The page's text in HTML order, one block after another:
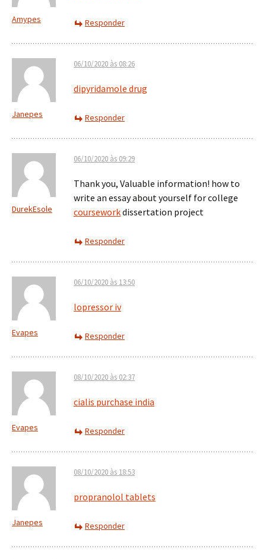
Amypes Responder
Janepes
06/10/2020 às 08:26
dipyridamole drug
Responder
DurekEsole
06/10/2020 às 09:29
Thank you, Valuable information! how to
write an essay about yourself for college
courseworkdissertation project
Responder
Evapes
06/10/2020 às 13:50
lopressor iv
Responder
Evapes
08/10/2020 às 02:37
cialis purchase india
Responder
Janepes
08/10/2020 às 18:53
propranolol tablets
Responder